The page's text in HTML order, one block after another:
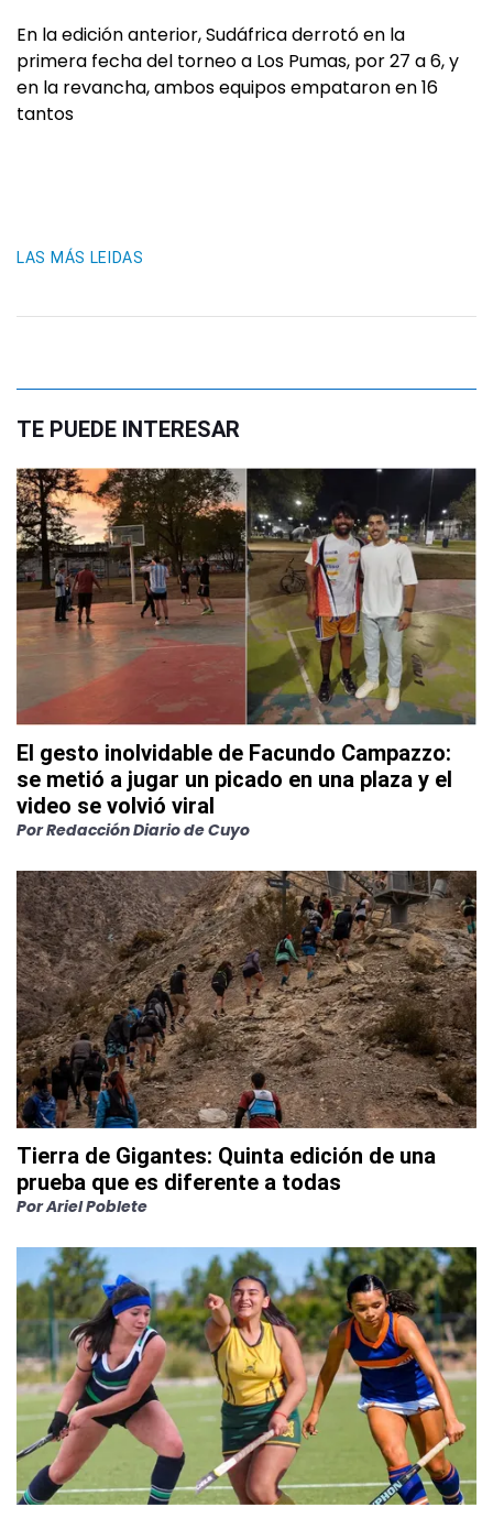
En la edición anterior, Sudáfrica derrotó en la
primera fecha del torneo a Los Pumas, por 27 a 6, y
en la revancha, ambos equipos empataron en 16
tantos
LAS MÁS LEIDAS
TE PUEDE INTERESAR
El gesto inolvidable de Facundo Campazzo:
se metió a jugar un picado en una plaza y el
video se volvió viral
PorRedacción Diario de Cuyo
Tierra de Gigantes: Quinta edición de una
prueba que es diferente a todas
PorAriel Poblete